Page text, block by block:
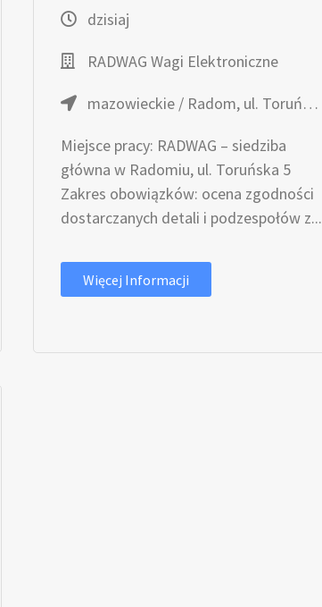
dzisiaj
RADWAG Wagi Elektroniczne
mazowieckie / Radom, ul. Toruńska 5
Miejsce pracy: RADWAG – siedziba
główna w Radomiu, ul. Toruńska 5
Zakres obowiązków: ocena zgodności
dostarczanych detali i podzespołów z...
Więcej Informacji